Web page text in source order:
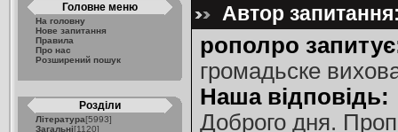
Головне меню
На головну
Нове запитання
Правила
Про нас
Розширений пошук
Розділи
Література[5993]
Загальні[1120]
Автор
рополро
громадьске
Наша відповідь:
Доброго дня.